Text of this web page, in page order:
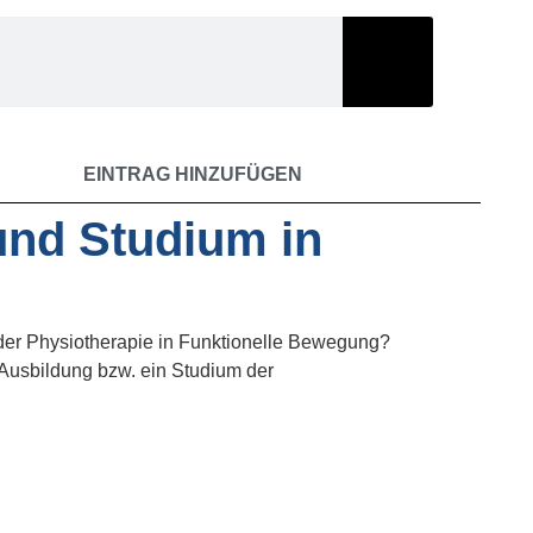
EINTRAG HINZUFÜGEN
Studium in
Physiotherapie in Funktionelle Bewegung?
bzw. ein Studium der